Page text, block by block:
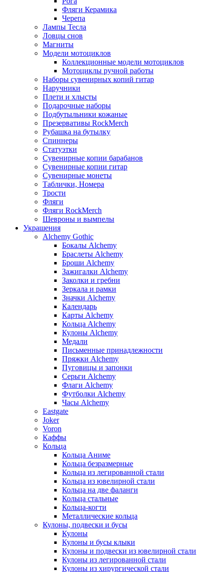
Фляги Керамика
Черепа
Лампы Тесла
Ловцы снов
Магниты
Модели мотоциклов
Коллекционные модели мотоциклов
Мотоциклы ручной работы
Наборы сувенирных копий гитар
Наручники
Плети и хлысты
Подарочные наборы
Подбутыльники кожаные
Презервативы RockMerch
Рубашка на бутылку
Спиннеры
Статуэтки
Сувенирные копии барабанов
Сувенирные копии гитар
Сувенирные монеты
Таблички, Номера
Трости
Фляги
Фляги RockMerch
Шевроны и вымпелы
Украшения
Alchemy Gothic
Бокалы Alchemy
Браслеты Alchemy
Броши Alchemy
Зажигалки Alchemy
Заколки и гребни
Зеркала и рамки
Значки Alchemy
Календарь
Карты Alchemy
Кольца Alchemy
Кулоны Alchemy
Медали
Письменные принадлежности
Пряжки Alchemy
Пуговицы и запонки
Серьги Alchemy
Флаги Alchemy
Футболки Alchemy
Часы Alchemy
Eastgate
Joker
Voron
Каффы
Кольца
Кольца Аниме
Кольца безразмерные
Кольца из легированной стали
Кольца из ювелирной стали
Кольца на две фаланги
Кольца стальные
Кольца-когти
Металлические кольца
Кулоны, подвески и бусы
Кулоны
Кулоны и бусы клыки
Кулоны и подвески из ювелирной стали
Кулоны из легированной стали
Кулоны из хирургической стали